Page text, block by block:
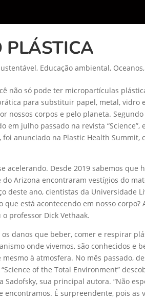
PLÁSTICA
, Educação ambiental, Oceanos,
não só pode ter micropartículas
para substituir papel, metal,
nossos corpos e pelo planeta.
em julho passado na revista
anunciado na Plastic Health
acelerando. Desde 2019 sabemos
Arizona encontraram vestígios do
deste ano, cientistas da Universidade
que está acontecendo em nosso
professor Dick Vethaak.
danos que beber, comer e respirar
onde vivemos, são conhecidos
mesmo à atmosfera. No mês passado,
of the Total Environment”
Sadofsky, sua principal autora. “Não
É surpreendente, pois